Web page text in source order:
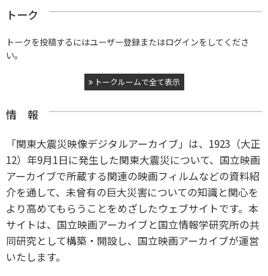
トーク
トークを投稿するにはユーザー登録またはログインをしてくださ
い。
トークルームで全て表示
情 報
「関東大震災映像デジタルアーカイブ」は、1923（大正
12）年9月1日に発生した関東大震災について、国立映画
アーカイブで所蔵する関連の映画フィルムなどの資料紹
介を通して、未曾有の巨大災害についての知識と関心を
より高めてもらうことをめざしたウェブサイトです。本
サイトは、国立映画アーカイブと国立情報学研究所の共
同研究として構築・開設し、国立映画アーカイブが運営
いたします。